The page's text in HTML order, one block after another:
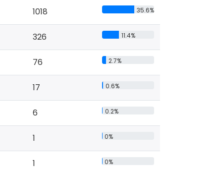
1018 35.6%
326 11.4%
76 2.7%
17 0.6%
6 0.2%
1 0%
1 0%